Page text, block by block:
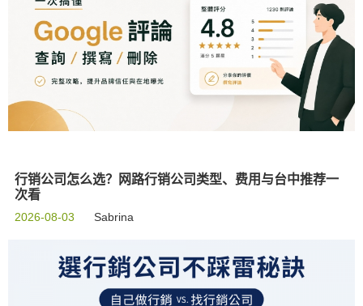
行销公司怎么选？网路行销公司类型、费用与台中推荐一
次看
2026-08-03 Sabrina